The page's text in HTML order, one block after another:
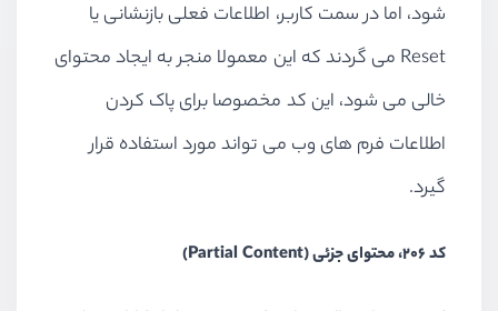
شود، اما در سمت کاربر، اطلاعات فعلی بازنشانی یا
Reset می گردند که این معمولا منجر به ایجاد محتوای
خالی می شود، این کد مخصوصا برای پاک کردن
اطلاعات فرم های وب می تواند مورد استفاده قرار
گیرد.
کد 206، محتوای جزئی (Partial Content)